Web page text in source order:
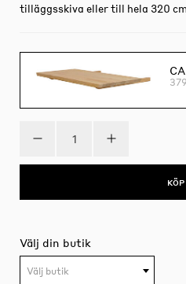
tilläggsskiva eller till hela 320
KÖP
Välj din butik
Välj butik